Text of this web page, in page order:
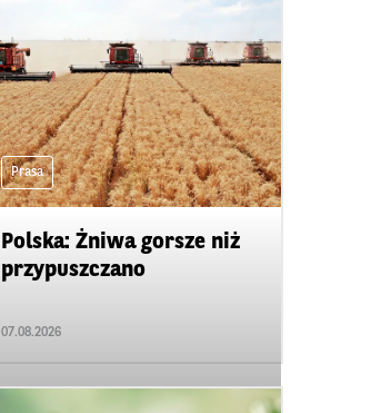
Prasa
Polska: Żniwa gorsze niż
przypuszczano
07.08.2026